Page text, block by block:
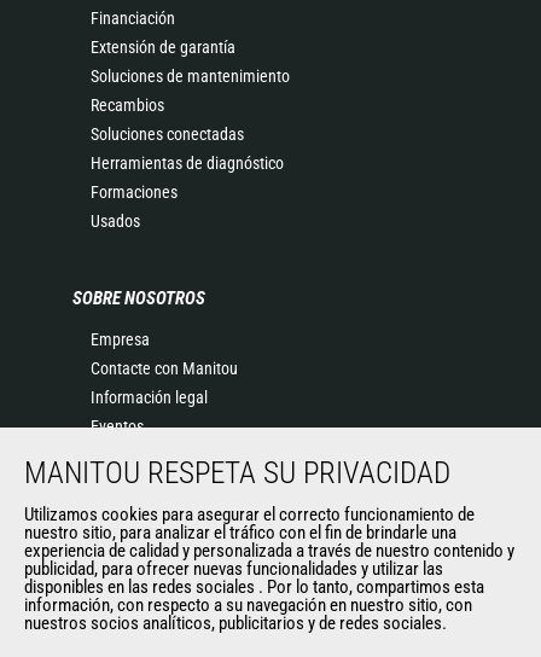
Financiación
Extensión de garantía
Soluciones de mantenimiento
Recambios
Soluciones conectadas
Herramientas de diagnóstico
Formaciones
Usados
SOBRE NOSOTROS
Empresa
Contacte con Manitou
Información legal
Eventos
Historia
General Terms and Conditions of Sale
OTROS SITIOS DEL GRUPO
Manitou Group
MANITOU RESPETA SU PRIVACIDAD
Utilizamos cookies para asegurar el correcto funcionamiento de
nuestro sitio, para analizar el tráfico con el fin de brindarle una
experiencia de calidad y personalizada a través de nuestro contenido y
publicidad, para ofrecer nuevas funcionalidades y utilizar las
disponibles en las redes sociales . Por lo tanto, compartimos esta
información, con respecto a su navegación en nuestro sitio, con
nuestros socios analíticos, publicitarios y de redes sociales.